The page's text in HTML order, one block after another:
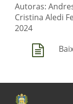
Autoras:
Cristina Aledi
2024